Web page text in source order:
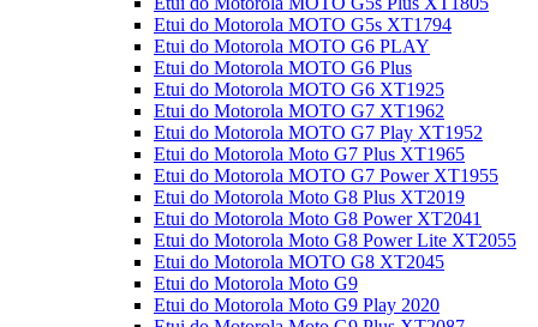
Etui do Motorola MOTO G5s XT1794
Etui do Motorola MOTO G6 PLAY
Etui do Motorola MOTO G6 Plus
Etui do Motorola MOTO G6 XT1925
Etui do Motorola MOTO G7 XT1962
Etui do Motorola MOTO G7 Play XT1952
Etui do Motorola Moto G7 Plus XT1965
Etui do Motorola MOTO G7 Power XT1955
Etui do Motorola Moto G8 Plus XT2019
Etui do Motorola Moto G8 Power XT2041
Etui do Motorola Moto G8 Power Lite XT2055
Etui do Motorola MOTO G8 XT2045
Etui do Motorola Moto G9
Etui do Motorola Moto G9 Play 2020